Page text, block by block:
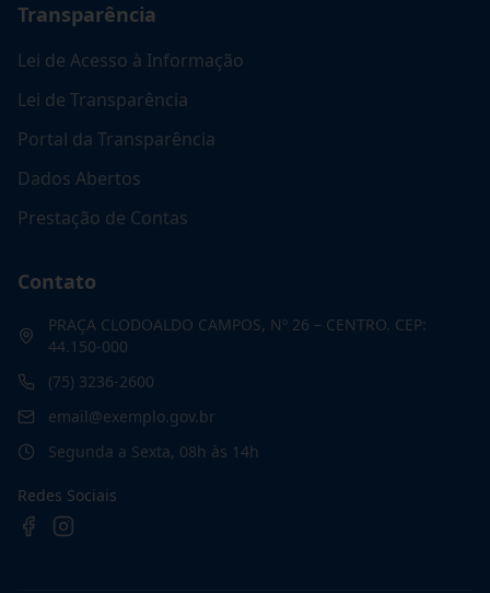
Transparência
Lei de Acesso à Informação
Lei de Transparência
Portal da Transparência
Dados Abertos
Prestação de Contas
Contato
PRAÇA CLODOALDO CAMPOS, Nº 26 – CENTRO. CEP:
44.150-000
(75) 3236-2600
email@exemplo.gov.br
Segunda a Sexta, 08h às 14h
Redes Sociais